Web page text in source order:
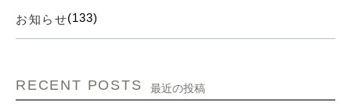
お知らせ(133)
RECENT POSTS 最近の投稿